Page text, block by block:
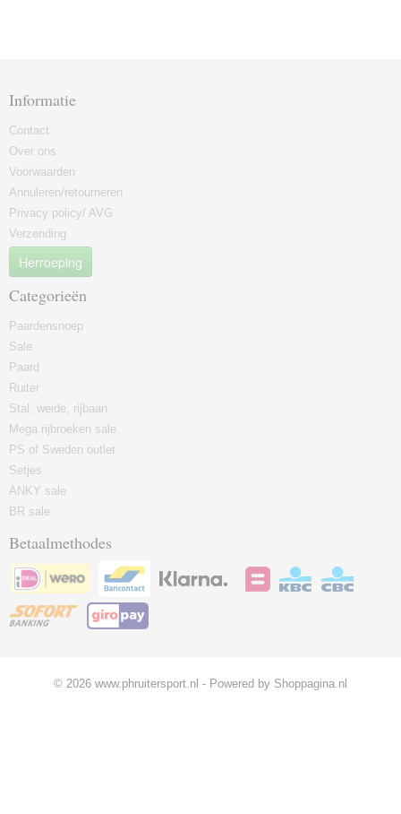
Informatie
Contact
Over ons
Voorwaarden
Annuleren/retourneren
Privacy policy/ AVG
Verzending
Herroeping
Categorieën
Paardensnoep
Sale
Paard
Ruiter
Stal, weide, rijbaan
Mega rijbroeken sale
PS of Sweden outlet
Setjes
ANKY sale
BR sale
Betaalmethodes
© 2026 www.phruitersport.nl - Powered by Shoppagina.nl